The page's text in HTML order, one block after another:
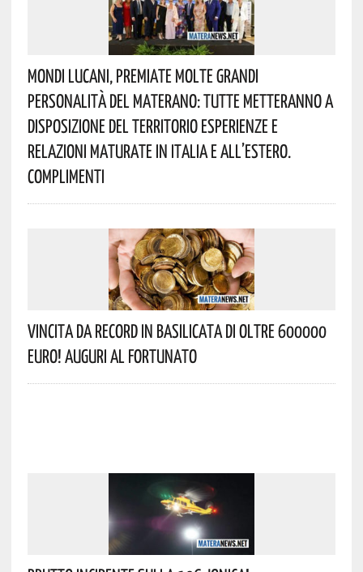
Mondi Lucani, Premiate Molte Grandi
Personalità Del Materano: Tutte Metteranno A
Disposizione Del Territorio Esperienze E
Relazioni Maturate In Italia E All’estero.
Complimenti
Vincita Da Record In Basilicata Di Oltre 600000
Euro! Auguri Al Fortunato